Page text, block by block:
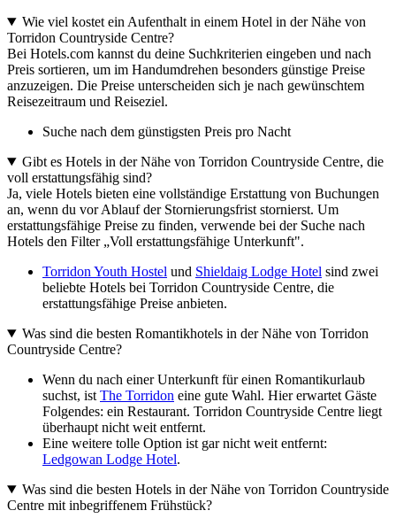
Wie viel kostet ein Aufenthalt in einem Hotel in der Nähe von
Torridon Countryside Centre?
Bei Hotels.com kannst du deine Suchkriterien eingeben und nach
Preis sortieren, um im Handumdrehen besonders günstige Preise
anzuzeigen. Die Preise unterscheiden sich je nach gewünschtem
Reisezeitraum und Reiseziel.
Suche nach dem günstigsten Preis pro Nacht
Gibt es Hotels in der Nähe von Torridon Countryside Centre, die
voll erstattungsfähig sind?
Ja, viele Hotels bieten eine vollständige Erstattung von Buchungen
an, wenn du vor Ablauf der Stornierungsfrist stornierst. Um
erstattungsfähige Preise zu finden, verwende bei der Suche nach
Hotels den Filter „Voll erstattungsfähige Unterkunft".
Torridon Youth Hostel und Shieldaig Lodge Hotel sind zwei
beliebte Hotels bei Torridon Countryside Centre, die
erstattungsfähige Preise anbieten.
Was sind die besten Romantikhotels in der Nähe von Torridon
Countryside Centre?
Wenn du nach einer Unterkunft für einen Romantikurlaub
suchst, ist The Torridon eine gute Wahl. Hier erwartet Gäste
Folgendes: ein Restaurant. Torridon Countryside Centre liegt
überhaupt nicht weit entfernt.
Eine weitere tolle Option ist gar nicht weit entfernt:
Ledgowan Lodge Hotel.
Was sind die besten Hotels in der Nähe von Torridon Countryside
Centre mit inbegriffenem Frühstück?